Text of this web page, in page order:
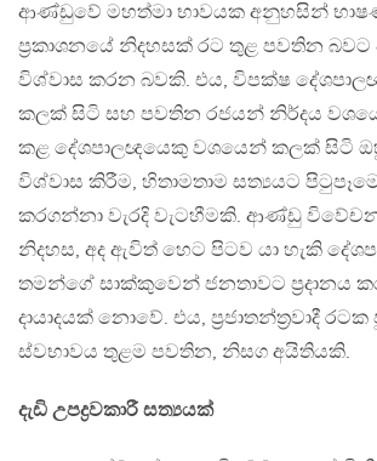
ආණ්ඩුවේ මහත්මා භාවයක අනුහසින්
ප‍්‍රකාශනයේ නිදහසක් රට තුළ පවතින බවට
විශ්වාස කරන බවකි. එය, විපක්ෂ
කලක් සිටි සහ පවතින රජයන් නිර්දය
කළ දේශපාලඥයෙකු වශයෙන් කලක් සිටි
විශ්වාස කිරීම, හිතාමතාම සත්‍යයට
කරගන්නා වැරදි වැටහීමකි. ආණ්ඩු
නිදහස, අද ඇවිත් හෙට පිටව යා හැකි
තමන්ගේ සාක්කුවෙන් ජනතාවට ප‍්‍රදානය
දායාදයක් නොවේ. එය, ප‍්‍රජාතන්ත‍්‍රවාදී
ස්වභාවය තුළම පවතින, නිසග අයිතියකි.
දැඩි උපද්‍රවකාරී සත්‍යයක්